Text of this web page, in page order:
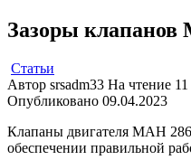
Зазоры клапанов
Статьи
Автор srsadm33 На чтение
Опубликовано 09.04.2023
Клапаны двигателя МАН
обеспечении правильной